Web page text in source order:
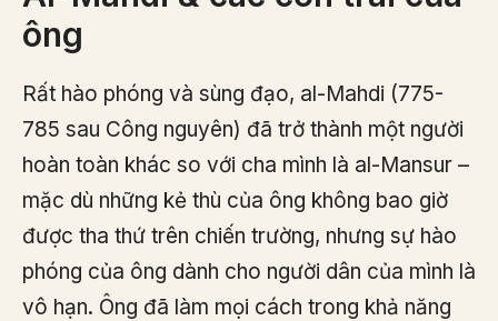
ông
Rất hào phóng và sùng đạo, al-Mahdi (775-
785 sau Công nguyên) đã trở thành một người
hoàn toàn khác so với cha mình là al-Mansur –
mặc dù những kẻ thù của ông không bao giờ
được tha thứ trên chiến trường, nhưng sự hào
phóng của ông dành cho người dân của mình là
vô hạn. Ông đã làm mọi cách trong khả năng